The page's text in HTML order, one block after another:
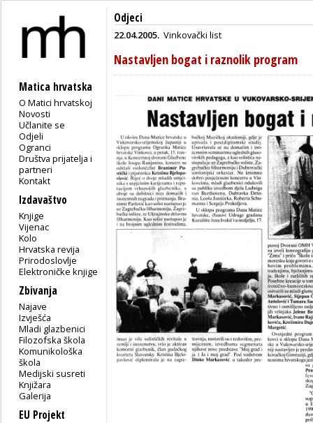
Matica hrvatska
O Matici hrvatskoj
Novosti
Učlanite se
Odjeli
Ogranci
Društva prijatelja i
partneri
Kontakt
Izdavaštvo
Knjige
Vijenac
Kolo
Hrvatska revija
Prirodoslovlje
Elektroničke knjige
Zbivanja
Najave
Izvješća
Mladi glazbenici
Filozofska škola
Komunikološka
škola
Medijski susreti
Knjižara
Galerija
EU Projekt
Odjeci
22.04.2005. Vinkovački list
Nastavljen bogat i raznolik program